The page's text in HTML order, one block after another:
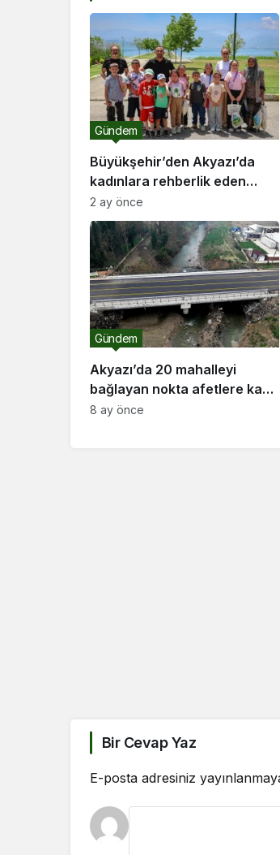
Büyükşehir’den Akyazı’da
kadınlara rehberlik eden
buluşma
Gündem
2 ay önce
Akyazı’da 20 mahalleyi
bağlayan nokta afetlere karşı
artık daha güçlü
Gündem
8 ay önce
Bir Cevap Yaz
E-posta adresiniz